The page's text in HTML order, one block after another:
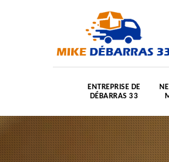
ENTREPRISE DE
DÉBARRAS 33